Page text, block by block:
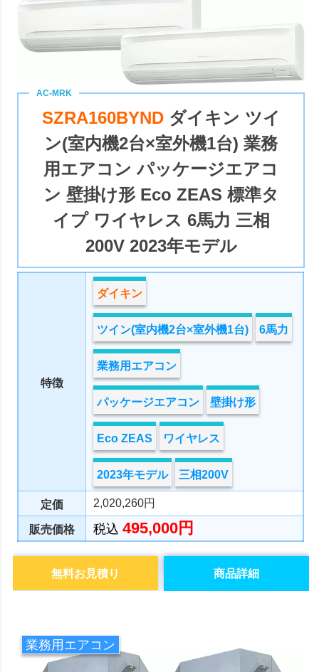
SZRA160BYND ダイキン ツイ
ン(室内機2台×室外機1台) 業務
用エアコン パッケージエアコ
ン 壁掛け形 Eco ZEAS 標準タ
イプ ワイヤレス 6馬力 三相
200V 2023年モデル
特徴
ダイキン
ツイン(室内機2台×室外機1台) 6馬力
業務用エアコン
パッケージエアコン 壁掛け形
Eco ZEAS ワイヤレス
2023年モデル 三相200V
定価 2,020,260円
販売価格 税込495,000円
商品詳細
無料お見積り
業務用エアコン